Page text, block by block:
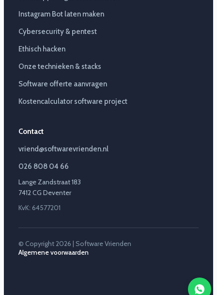
Instagram Bot laten maken
Cybersecurity & pentest
Ethisch hacken
Onze technieken & stacks
Software offerte aanvragen
Kostencalculator software project
Contact
vriend@softwarevrienden.nl
026 808 04 66
Lange Zandstraat 183
7412 CG Deventer
KvK: 64577201
© Copyright 2026 | Software Vrienden
Algemene voorwaarden